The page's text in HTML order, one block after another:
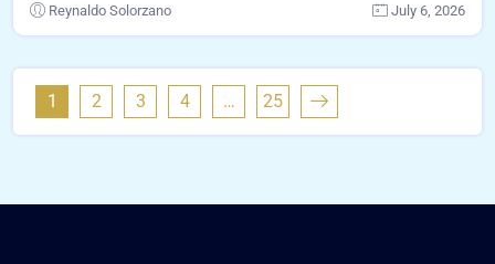
Reynaldo Solorzano July 6, 2026
1 2 3 4 … 25